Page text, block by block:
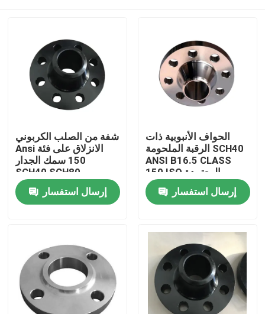
منزل
إتصال
المنتجات
شفة من الصلب الكربوني
Ansi الانزلاق على فئة
150 سمك الجدار
SCH40 SCH80
إرسال استفسار
الحواف الأنبوبية ذات
الرقبة الملحومة SCH40
ANSI B16.5 CLASS
150 ISO المعتمدة
إرسال استفسار